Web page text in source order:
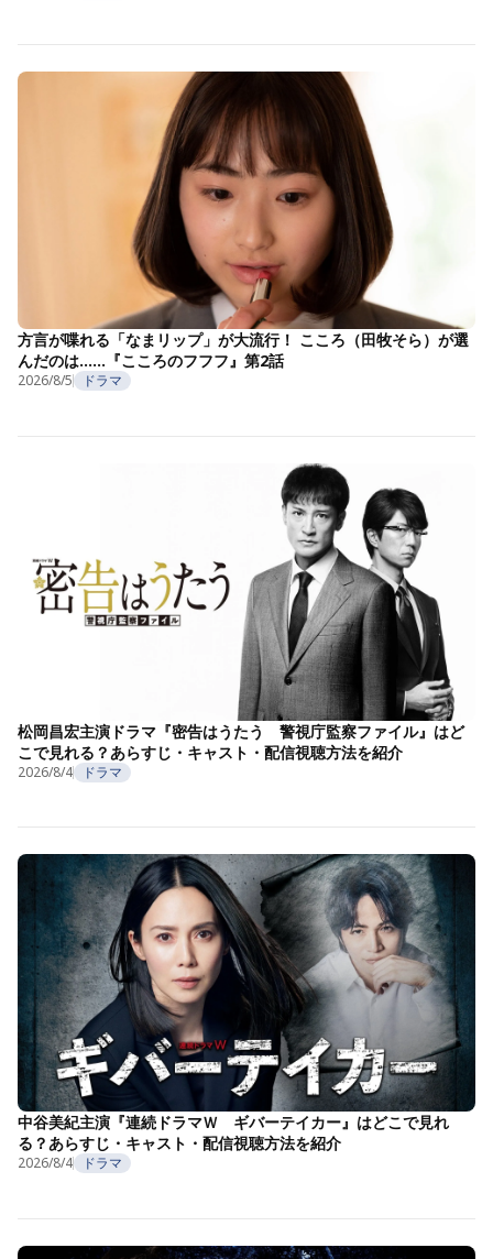
方言が喋れる「なまリップ」が大流行！ こころ（田牧そら）が選
んだのは……『こころのフフフ』第2話
2026/8/5 ドラマ
松岡昌宏主演ドラマ『密告はうたう 警視庁監察ファイル』はど
こで見れる？あらすじ・キャスト・配信視聴方法を紹介
2026/8/4 ドラマ
中谷美紀主演『連続ドラマＷ ギバーテイカー』はどこで見れ
る？あらすじ・キャスト・配信視聴方法を紹介
2026/8/4 ドラマ